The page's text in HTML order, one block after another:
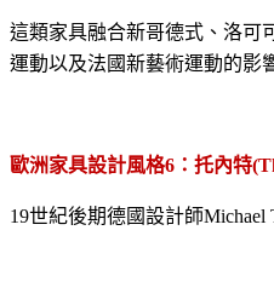
這類家具融合新哥德式、洛可
運動以及法國新藝術運動的影
歐洲家具設計風格6 ：托內特
19世紀後期德國設計師Michael